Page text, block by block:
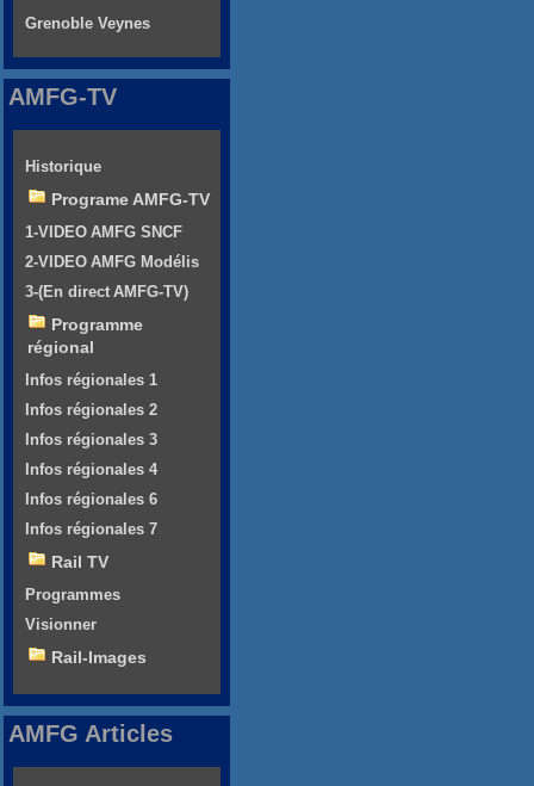
Grenoble Veynes
AMFG-TV
Historique
Programe AMFG-TV
1-VIDEO AMFG SNCF
2-VIDEO AMFG Modélis
3-(En direct AMFG-TV)
Programme
régional
Infos régionales 1
Infos régionales 2
Infos régionales 3
Infos régionales 4
Infos régionales 6
Infos régionales 7
Rail TV
Programmes
Visionner
Rail-Images
AMFG Articles